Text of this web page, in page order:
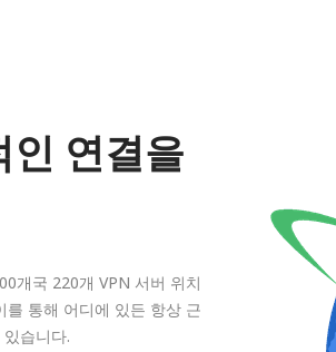
인 연결을
개국 220개 VPN 서버 위치
통해 어디에 있든 항상 근
습니다.